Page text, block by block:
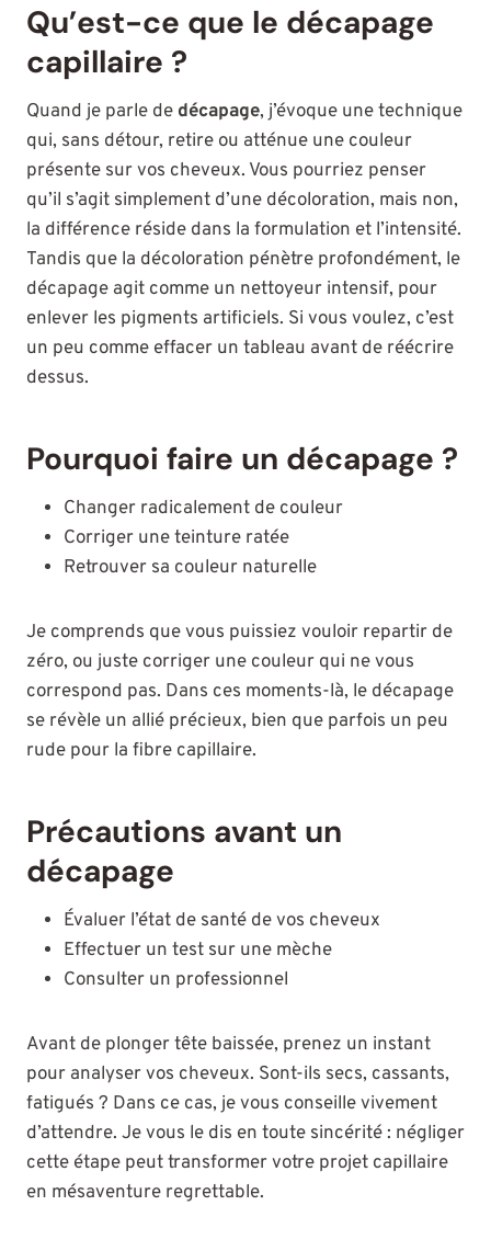
Qu’est-ce que le décapage
capillaire ?
Quand je parle de décapage, j’évoque une technique
qui, sans détour, retire ou atténue une couleur
présente sur vos cheveux. Vous pourriez penser
qu’il s’agit simplement d’une décoloration, mais non,
la différence réside dans la formulation et l’intensité.
Tandis que la décoloration pénètre profondément, le
décapage agit comme un nettoyeur intensif, pour
enlever les pigments artificiels. Si vous voulez, c’est
un peu comme effacer un tableau avant de réécrire
dessus.
Pourquoi faire un décapage ?
Changer radicalement de couleur
Corriger une teinture ratée
Retrouver sa couleur naturelle
Je comprends que vous puissiez vouloir repartir de
zéro, ou juste corriger une couleur qui ne vous
correspond pas. Dans ces moments-là, le décapage
se révèle un allié précieux, bien que parfois un peu
rude pour la fibre capillaire.
Précautions avant un
décapage
Évaluer l’état de santé de vos cheveux
Effectuer un test sur une mèche
Consulter un professionnel
Avant de plonger tête baissée, prenez un instant
pour analyser vos cheveux. Sont-ils secs, cassants,
fatigués ? Dans ce cas, je vous conseille vivement
d’attendre. Je vous le dis en toute sincérité : négliger
cette étape peut transformer votre projet capillaire
en mésaventure regrettable.